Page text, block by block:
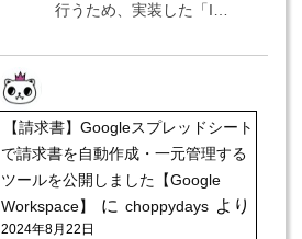
行うため、実装した「I…
【請求書】Googleスプレッドシート
で請求書を自動作成・一元管理する
ツールを公開しました【Google
Workspace】
に choppydays より
2024年8月22日